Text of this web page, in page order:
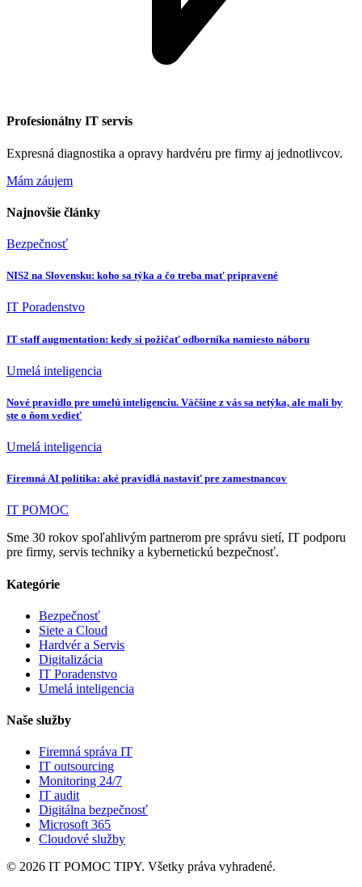
Profesionálny IT servis
Expresná diagnostika a opravy hardvéru pre firmy aj jednotlivcov.
Mám záujem
Najnovšie články
Bezpečnosť
NIS2 na Slovensku: koho sa týka a čo treba mať pripravené
IT Poradenstvo
IT staff augmentation: kedy si požičať odborníka namiesto náboru
Umelá inteligencia
Nové pravidlo pre umelú inteligenciu. Väčšine z vás sa netýka, ale mali by
ste o ňom vedieť
Umelá inteligencia
Firemná AI politika: aké pravidlá nastaviť pre zamestnancov
IT POMOC
Sme 30 rokov spoľahlivým partnerom pre správu sietí, IT podporu
pre firmy, servis techniky a kybernetickú bezpečnosť.
Kategórie
Bezpečnosť
Siete a Cloud
Hardvér a Servis
Digitalizácia
IT Poradenstvo
Umelá inteligencia
Naše služby
Firemná správa IT
IT outsourcing
Monitoring 24/7
IT audit
Digitálna bezpečnosť
Microsoft 365
Cloudové služby
© 2026 IT POMOC TIPY. Všetky práva vyhradené.